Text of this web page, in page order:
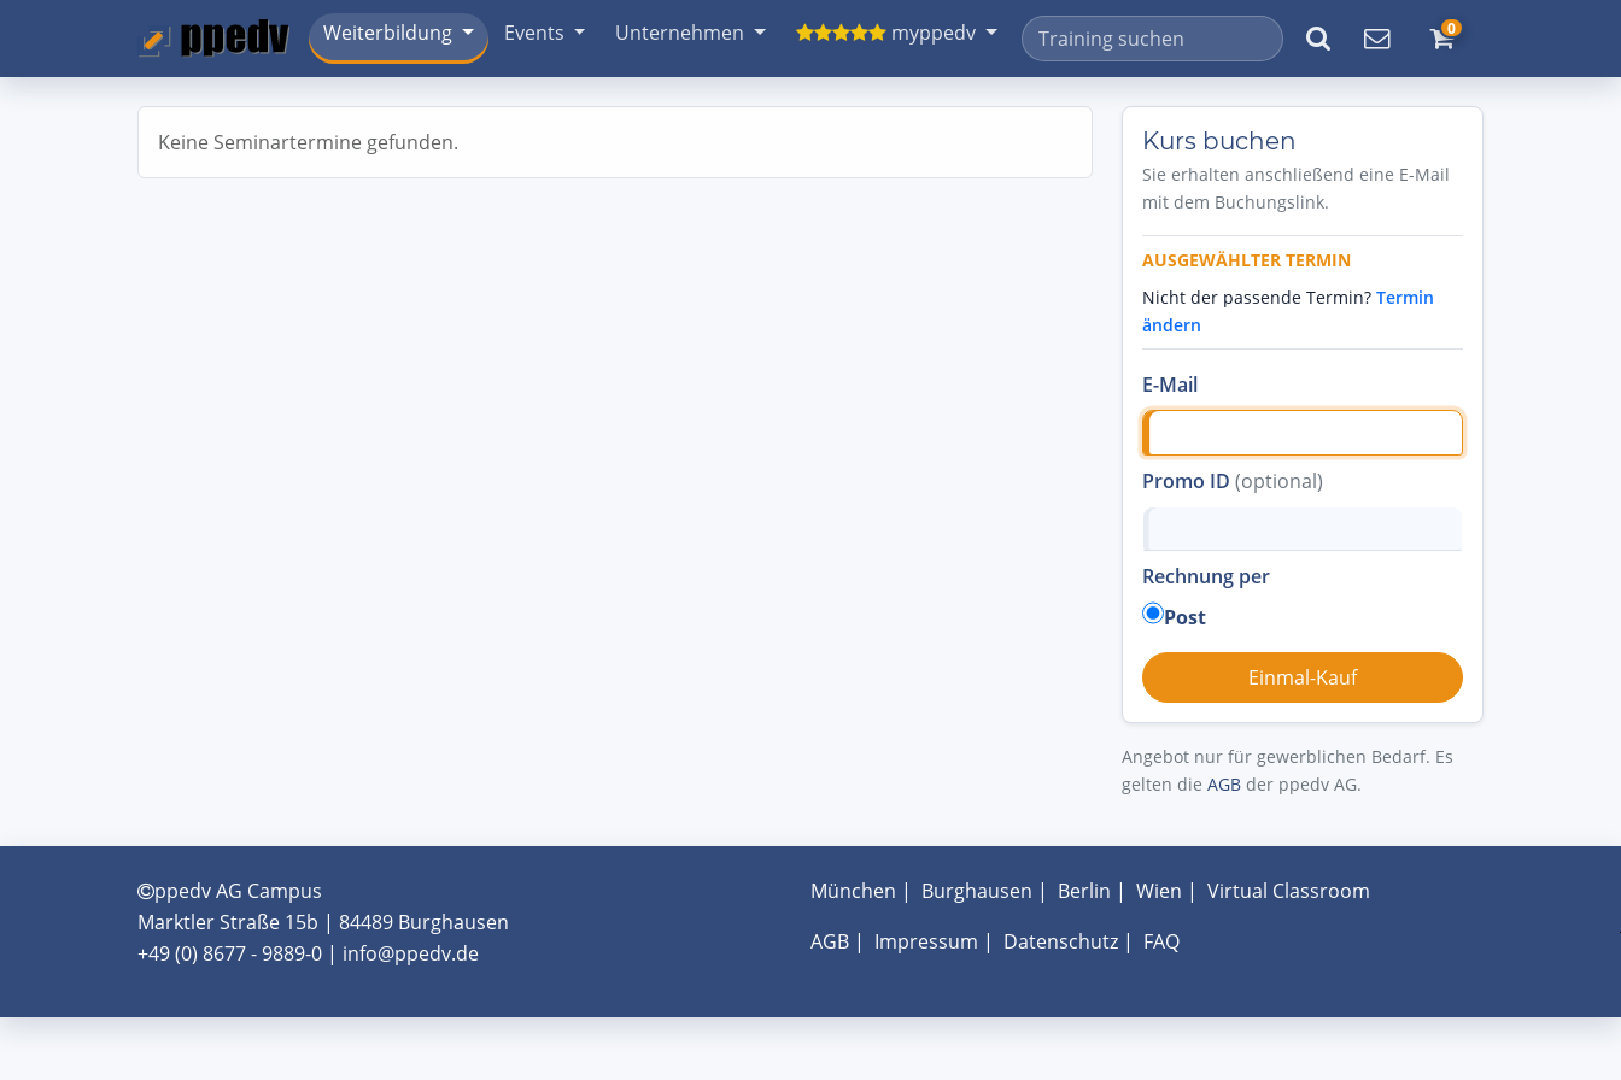
Weiterbildung Events Unternehmen myppedv 0
Keine Seminartermine gefunden. Kurs buchen
Sie erhalten anschließend eine E-Mail
mit dem Buchungslink.
AUSGEWÄHLTER TERMIN
Nicht der passende Termin? Termin
ändern
E-Mail
Promo ID (optional)
Rechnung per
Post
Angebot nur für gewerblichen Bedarf. Es
gelten die AGB der ppedv AG.
ppedv AG Campus
Marktler Straße 15b | 84489 Burghausen
+49 (0) 8677 - 9889-0 | info@ppedv.de
München | Burghausen | Berlin | Wien | Virtual Classroom
AGB| Impressum | Datenschutz| FAQ